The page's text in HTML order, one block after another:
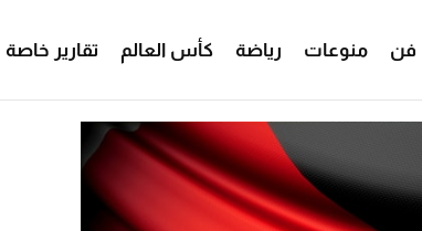
فن منوعات رياضة كأس العالم تقارير خاصة